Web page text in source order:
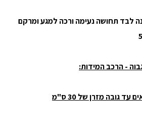
לבד תחושה נעימה ורכה למגע ומרקם
- הרכב המידות:
עד גובה מזרן של 30 ס"מ